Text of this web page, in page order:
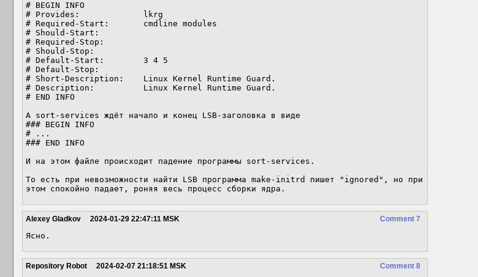
# BEGIN INFO
# Provides:		lkrg
# Required-Start:	cmdline modules
# Should-Start:
# Required-Stop:
# Should-Stop:
# Default-Start:	3 4 5
# Default-Stop:
# Short-Description:	Linux Kernel Runtime Guard.
# Description:		Linux Kernel Runtime Guard.
# END INFO
А sort-services ждёт начало и конец LSB-заголовка в виде
### BEGIN INFO
# ...
### END INFO
И на этом файле происходит падение программы sort-services.
То есть при невозможности найти LSB программа make-initrd пишет "ignored", но при
этом спокойно падает, роняя весь процесс сборки ядра.
Comment 7
Alexey Gladkov 2024-01-29 22:47:11 MSK
Ясно.
Comment 8
Repository Robot 2024-02-07 21:18:51 MSK